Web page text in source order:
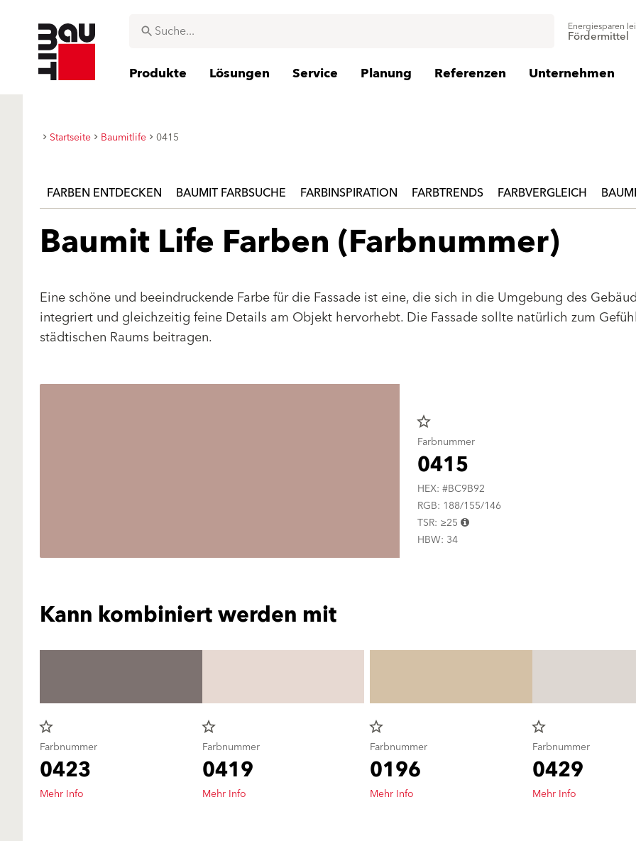
Energiesparen
Fördermittel
Produkte Lösungen Service Planung Referenzen Unternehmen
Startseite Baumitlife 0415
FARBEN ENTDECKEN BAUMIT FARBSUCHE FARBINSPIRATION FARBTRENDS FARBVERGLEICH
Baumit Life Farben (Farbnummer)
Eine schöne und beeindruckende Farbe für die Fassade ist eine, die sich in die Umgebung des
integriert und gleichzeitig feine Details am Objekt hervorhebt. Die Fassade sollte natürlich zum
städtischen Raums beitragen.
star_border
Farbnummer
0415
HEX: #BC9B92
RGB: 188/155/146
TSR: ≥25
HBW: 34
Kann kombiniert werden mit
star_border
Farbnummer
0423
Mehr Info
star_border
Farbnummer
0419
Mehr Info
star_border
Farbnummer
0196
Mehr Info
star_border
Farbnummer
0429
Mehr Info